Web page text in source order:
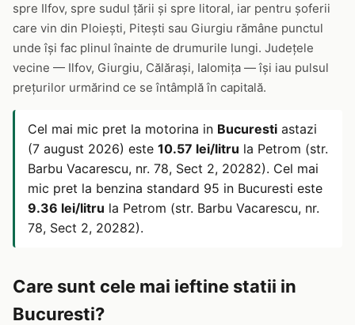
spre Ilfov, spre sudul țării și spre litoral, iar pentru șoferii
care vin din Ploiești, Pitești sau Giurgiu rămâne punctul
unde își fac plinul înainte de drumurile lungi. Județele
vecine — Ilfov, Giurgiu, Călărași, Ialomița — își iau pulsul
prețurilor urmărind ce se întâmplă în capitală.
Cel mai mic pret la motorina in Bucuresti astazi
(7 august 2026) este 10.57 lei/litru la Petrom (str.
Barbu Vacarescu, nr. 78, Sect 2, 20282). Cel mai
mic pret la benzina standard 95 in Bucuresti este
9.36 lei/litru la Petrom (str. Barbu Vacarescu, nr.
78, Sect 2, 20282).
Care sunt cele mai ieftine statii in
Bucuresti?